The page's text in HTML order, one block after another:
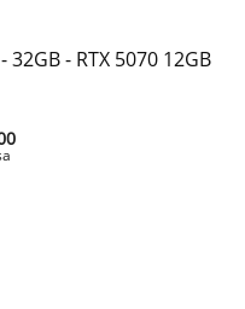
32GB - RTX 5070 12GB